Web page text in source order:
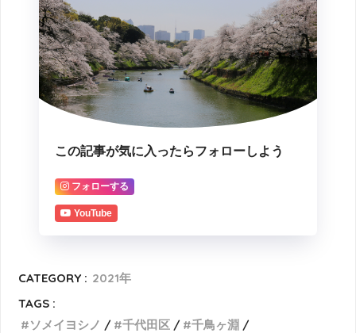
この記事が気に入ったらフォローしよう
フォローする
YouTube
CATEGORY : 2021年
TAGS :
ソメイヨシノ
千代田区
千鳥ヶ淵